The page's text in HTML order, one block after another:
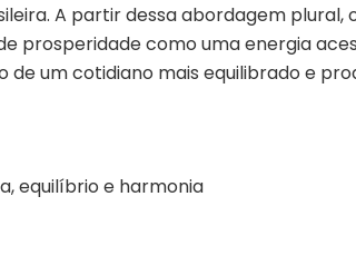
A partir dessa abordagem
prosperidade como uma energia
um cotidiano mais equilibrado e
equilíbrio e harmonia